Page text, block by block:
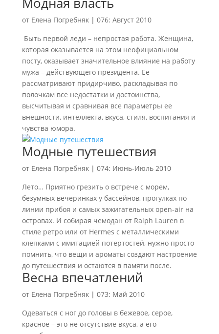
от Елена Погребняк| 076: Август 2010
Быть первой леди – непростая работа. Женщина,
которая оказывается на этом неофициальном
посту, оказывает значительное влияние на работу
мужа – действующего президента. Ее
рассматривают придирчиво, раскладывая по
полочкам все недостатки и достоинства,
высчитывая и сравнивая все параметры ее
внешности, интеллекта, вкуса, стиля, воспитания и
чувства юмора.
Модные путешествия
от Елена Погребняк| 074: Июнь-Июль 2010
Лето… Приятно грезить о встрече с морем,
безумных вечеринках у бассейнов, прогулках по
линии прибоя и самых зажигательных open-air на
островах. И собирая чемодан от Ralph Lauren в
стиле ретро или от Hermes с металлическими
клепками с имитацией потертостей, нужно просто
помнить, что вещи и ароматы создают настроение
до путешествия и остаются в памяти после.
Весна впечатлений
от Елена Погребняк| 073: Май 2010
Одеваться с ног до головы в бежевое, серое,
красное – это не отсутствие вкуса, а его